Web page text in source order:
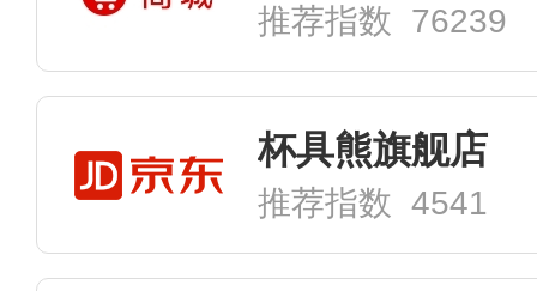
推荐指数 76239
杯具熊旗舰店
推荐指数 4541